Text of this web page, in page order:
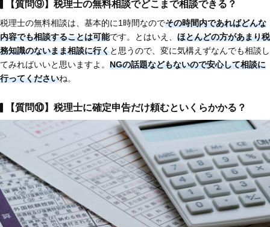
【質問⑨】税理士の無料相談でどこまで相談できる？
税理士の無料相談は、基本的に1時間なのでその時間内であればどんな
内容でも相談することは可能です。とはいえ、 ほとんどの方があまり税
務知識のないまま相談に行くと思うので、変に気構えずなんでも相談し
てみればいいと思いますよ。 NGの話題などもないので安心して相談に
行ってくださいね。
【質問⑩】税理士に確定申告だけ頼むといくらかかる？